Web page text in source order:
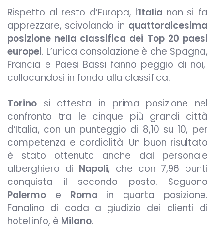
Rispetto al resto d’Europa, l’Italia non si fa
apprezzare, scivolando in quattordicesima
posizione nella classifica dei Top 20 paesi
europei. L’unica consolazione è che Spagna,
Francia e Paesi Bassi fanno peggio di noi,
collocandosi in fondo alla classifica.
Torino si attesta in prima posizione nel
confronto tra le cinque più grandi città
d’Italia, con un punteggio di 8,10 su 10, per
competenza e cordialità. Un buon risultato
è stato ottenuto anche dal personale
alberghiero di Napoli, che con 7,96 punti
conquista il secondo posto. Seguono
Palermo e Roma in quarta posizione.
Fanalino di coda a giudizio dei clienti di
hotel.info, è Milano.